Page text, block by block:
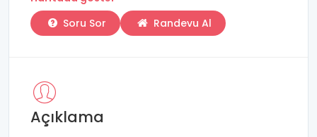
Soru Sor
Randevu Al
Açıklama